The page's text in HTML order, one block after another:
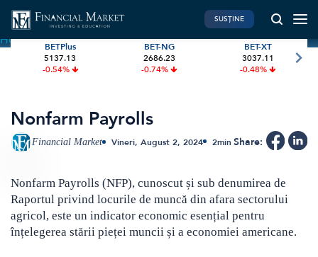
Home»Terms»Nonfarm Payrolls
PIATA DE CAPITAL
International
BVB Recap
Bursa
Acțiunea Zilei
Brokeri
FINANTE PERSONALE
Asigurari
Start-Up
SUSȚINE
BETPlus
5137.13
-0.54%
BET-NG
2686.23
-0.74%
BET-XT
3037.11
-0.48%
Nonfarm Payrolls
Financial Market Vineri, August 2, 2024 2min Share:
Nonfarm Payrolls (NFP), cunoscut și sub denumirea de
Raportul privind locurile de muncă din afara sectorului
agricol, este un indicator economic esențial pentru
înțelegerea stării pieței muncii și a economiei americane.